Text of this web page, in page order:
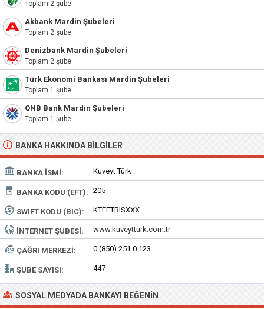
Toplam 2 şube
Akbank Mardin Şubeleri
Toplam 2 şube
Denizbank Mardin Şubeleri
Toplam 2 şube
Türk Ekonomi Bankası Mardin Şubeleri
Toplam 1 şube
QNB Bank Mardin Şubeleri
Toplam 1 şube
BANKA HAKKINDA BILGILER
BANKA İSMI: Kuveyt Türk
BANKA KODU (EFT): 205
SWIFT KODU (BIC): KTEFTRISXXX
İNTERNET ŞUBESI: www.kuveytturk.com.tr
ÇAĞRI MERKEZI: 0 (850) 251 0 123
ŞUBE SAYISI: 447
SOSYAL MEDYADA BANKAYI BEĞENIN